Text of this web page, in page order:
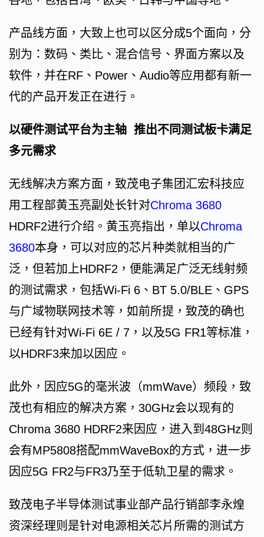
产品线方面，大致上也可以区分成5个面向，分
别为：数码、类比、混合信号、界面方案以及
软件，并在RF、Power、Audio等应用都有新一
代的产品开发正在进行。
以硬件测试平台为主轴 推出不同测试板卡满足
多元需求
无线解决方案方面，致茂电子集团汇宏科技应
用工程部黄玉亮副处长针对Chroma 3680
HDRF2进行介绍。黄玉亮指出，单以Chroma
3680本身，可以对应的芯片种类就相当的广
泛，但若加上HDRF2，便能满足广泛无线射频
的测试需求，包括Wi-Fi 6、BT 5.0/BLE、GPS
与广域物联网技术等，如前所提，致茂的确也
已经有针对Wi-Fi 6E / 7，以及5G FR1等标准，
以HDRF3来加以因应。
此外，因应5G的毫米波（mmWave）频段，致
茂也有相应的解决方案，30GHz会以现有的
Chroma 3680 HDRF2来因应，进入到48GHz则
会有MP5808搭配mmWaveBox的方式，进一步
因应5G FR2与FR3乃至于低轨卫星的需求。
致茂电子半导体测试事业部产品行销部李永煌
资深经理则是针对电源相关芯片所需的测试方